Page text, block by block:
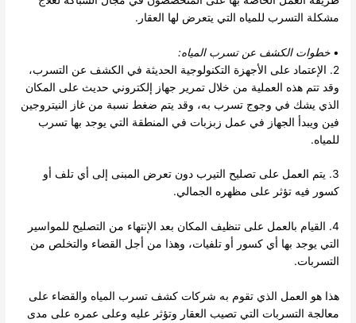
مشكلة التسرب للمياه التي يتعرض لها العقار.
•خطواتالكشف عن تسرب المياه:
2. الإعتماد على الأجهزة التكنولوجية الحديثة في الكشف عن التسرب،
وقد تتم هذه العملية من خلال تمرير جهاز إلكتروني حديث على المكان
الذي يشك في وجوج تسرب به، وقد يتم ضغط نسبة من غاز النيتروجين
فين ويبدأ الجهاز في عمل زبزبات في المنطقة التي يوجد بها تسرب
للمياه.
3. يتم العمل على تصليح التيرب دون تعرض المبنى إلى أي تلف أو
كسور فيه تؤثر على مظهره الجمالي.
4. القيام بالعمل على تنظيف المكان بعد الإنتهاء من التصليح للمواسير
التي يوجد بها أي كسور أو تلفيات، وهذا من أجل القضاء والتخلص من
التسربات.
هذا هو العمل الذي تقوم به شركات كشف تسرب المياه والقضاء على
معالجة التسربات التي تصيب العقار وتؤثر عليه وعلى عمره على مدى